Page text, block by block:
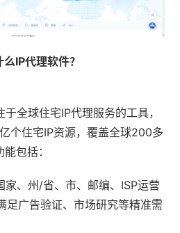
IP代理软件？
全球住宅IP代理服务的工具，
个住宅IP资源，覆盖全球200多
包括：
家、州/省、市、邮编、ISP运营
足广告验证、市场研究等精准需